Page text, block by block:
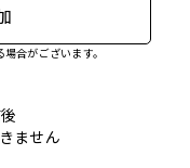
合がございます。
ません